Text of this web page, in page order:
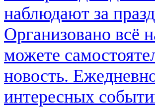
наблюдают за
Организовано
можете
новость.
интересных